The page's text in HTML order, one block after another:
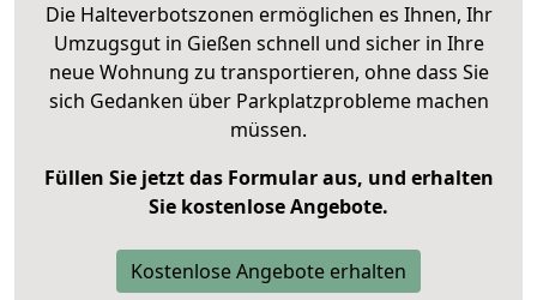
Die Halteverbotszonen ermöglichen es Ihnen, Ihr
Umzugsgut in Gießen schnell und sicher in Ihre
neue Wohnung zu transportieren, ohne dass Sie
sich Gedanken über Parkplatzprobleme machen
müssen.
Füllen Sie jetzt das Formular aus, und erhalten
Sie kostenlose Angebote.
Kostenlose Angebote erhalten